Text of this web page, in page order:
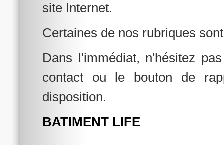
site Internet.
Certaines de nos rubriques
Dans l'immédiat, n'hésitez
contact ou le bouton de
disposition.
BATIMENT LIFE